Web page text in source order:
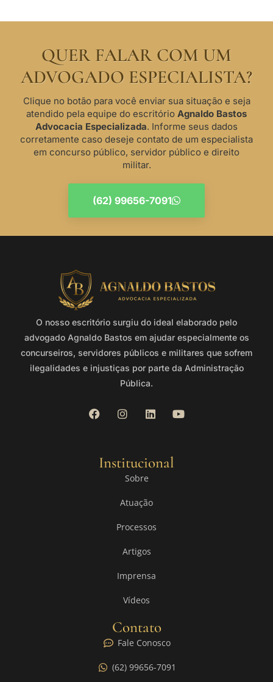
QUER FALAR COM UM
ADVOGADO ESPECIALISTA?
Clique no botão para você enviar sua situação e seja
atendido pela equipe do escritório Agnaldo Bastos
Advocacia Especializada. Informe seus dados
corretamente caso deseje contato de um especialista
em concurso público, servidor público e direito
militar.
(62) 99656-7091
O nosso escritório surgiu do ideal elaborado pelo
advogado Agnaldo Bastos em ajudar especialmente os
concurseiros, servidores públicos e militares que sofrem
ilegalidades e injustiças por parte da Administração
Pública.
Institucional
Sobre
Atuação
Processos
Artigos
Imprensa
Vídeos
Contato
Fale Conosco
(62) 99656-7091